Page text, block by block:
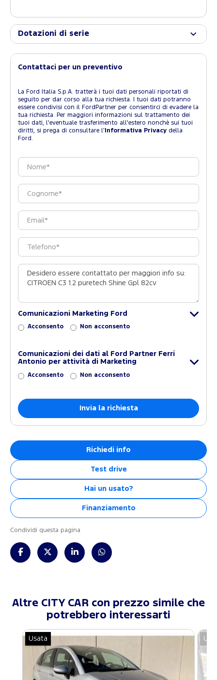
Dotazioni di serie
Contattaci per un preventivo
La Ford Italia S.p.A. tratterà i tuoi dati personali riportati di
seguito per dar corso alla tua richiesta. I tuoi dati potranno
essere condivisi con il FordPartner per consentirci di evadere la
tua richiesta. Per maggiori informazioni sul trattamento dei
tuoi dati, l'eventuale trasferimento all'estero nonchè sui tuoi
diritti, si prega di consultare l' Informativa Privacy della
Ford.
Comunicazioni Marketing Ford
Acconsento Non acconsento
Comunicazioni dei dati al Ford Partner Ferri
Antonio per attività di Marketing
Acconsento Non acconsento
Richiedi info
Test drive
Hai un usato?
Finanziamento
Condividi questa pagina
Altre CITY CAR con prezzo simile che
potrebbero interessarti
Usata